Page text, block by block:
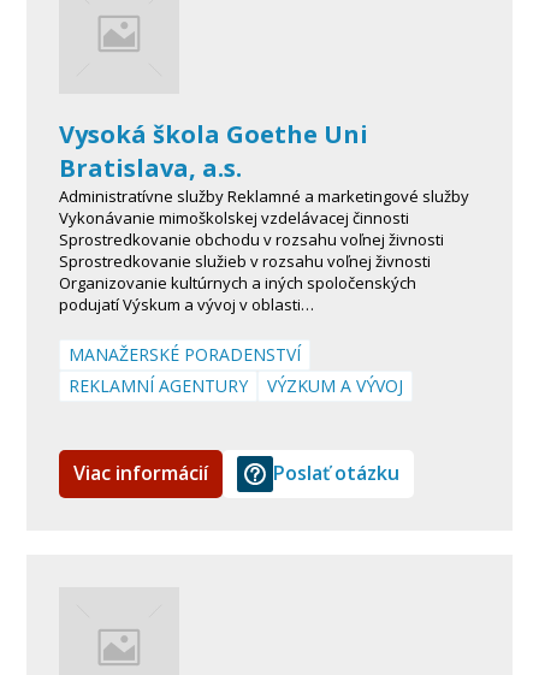
Vysoká škola Goethe Uni
Bratislava, a.s.
Administratívne služby Reklamné a marketingové služby
Vykonávanie mimoškolskej vzdelávacej činnosti
Sprostredkovanie obchodu v rozsahu voľnej živnosti
Sprostredkovanie služieb v rozsahu voľnej živnosti
Organizovanie kultúrnych a iných spoločenských
podujatí Výskum a vývoj v oblasti…
MANAŽERSKÉ PORADENSTVÍ
REKLAMNÍ AGENTURY
VÝZKUM A VÝVOJ
Viac informácií Poslať otázku